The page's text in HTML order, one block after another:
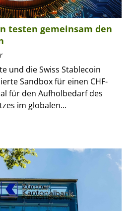
testen gemeinsam den
und die Swiss Stablecoin
Sandbox für einen CHF-
für den Aufholbedarf des
im globalen...